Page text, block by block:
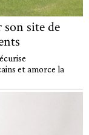
son site de
et amorce la